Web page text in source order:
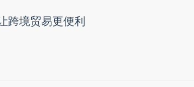
跨境贸易更便利